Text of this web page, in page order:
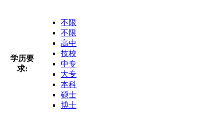
学历要
求:
不限
不限
高中
技校
中专
大专
本科
硕士
博士